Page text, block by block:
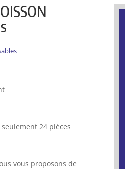
24 pièces
vous proposons de